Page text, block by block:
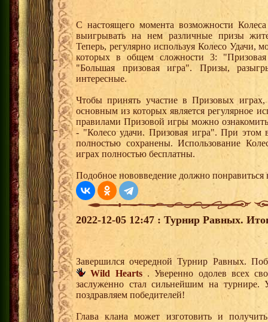
С настоящего момента возможности
выигрывать на нем различные призы
Теперь, регулярно используя Колесо Удачи,
которых в общем сложности 3:
"Большая призовая игра". Призы,
интересные.
Чтобы принять участие в Призовых
основным из которых является регулярное
правилами Призовой игры можно
- "Колесо удачи. Призовая игра". При этом
полностью сохранены. Использование
играх полностью бесплатны.
Подобное нововведение должно
2022-12-05 12:47 : Турнир Равных.
Завершился очередной Турнир Равных.
Wild Hearts. Уверенно одолев всех
заслуженно стал сильнейшим на турнире.
поздравляем победителей!
Глава клана может изготовить и